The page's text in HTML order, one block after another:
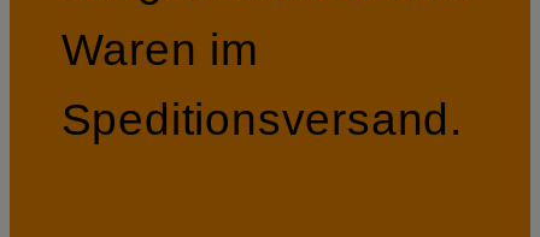
Waren im
Speditionsversand.